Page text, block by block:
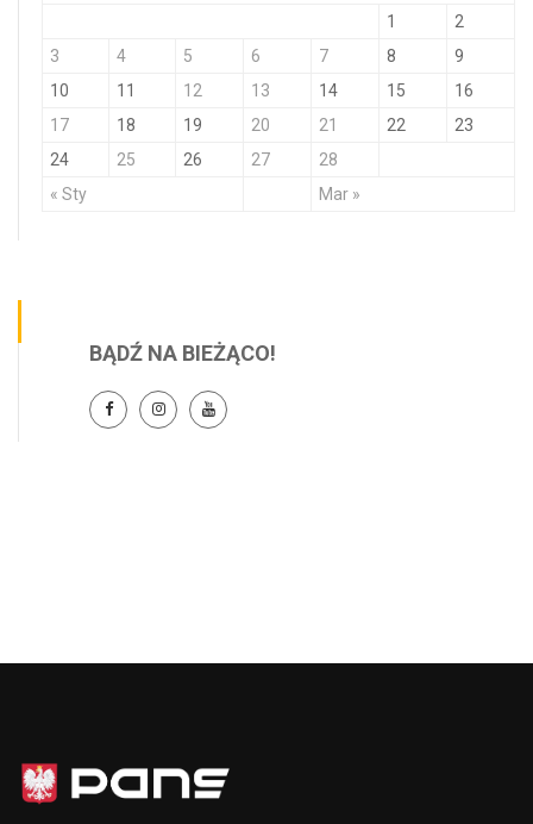
« Sty Mar »
1
2
3
4 5 6 7 8
9
10
11 12 13 14 15
16
17
18 19 20 21 22
23
24
25 26 27 28
BĄDŹ NA BIEŻĄCO!